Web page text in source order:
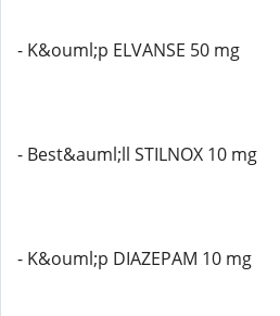
- K&ouml;p ELVANSE 50 mg
- Best&auml;ll STILNOX 10 mg
- K&ouml;p DIAZEPAM 10 mg